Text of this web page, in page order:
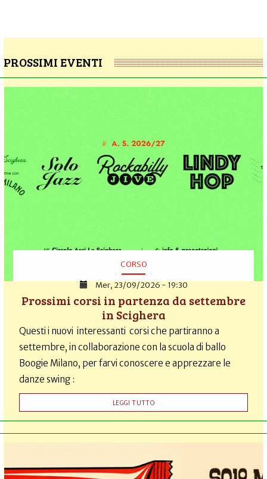
PROSSIMI EVENTI
CORSO
Mer, 23/09/2026 - 19:30
Prossimi corsi in partenza da settembre
in Scighera
Questi i nuovi interessanti corsi che partiranno a
settembre, in collaborazione con la scuola di ballo
Boogie Milano, per farvi conoscere e apprezzare le
danze swing :
LEGGI TUTTO